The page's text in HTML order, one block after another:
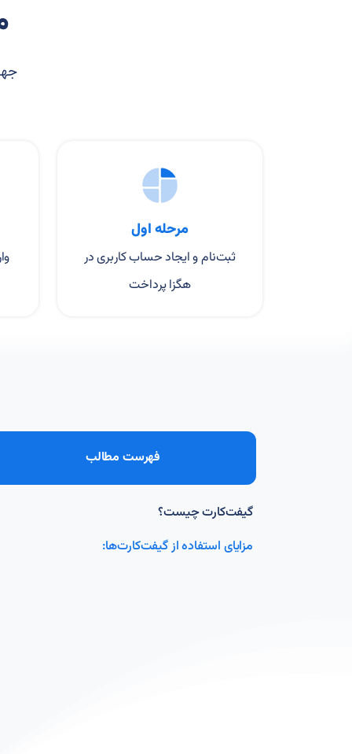
مرحله اول
ثبت‌نام و ایجاد حساب کاربری در
هگزا پرداخت
فهرست مطالب
گیفت‌کارت چیست؟
مزایای استفاده از گیفت‌کارت‌ها: